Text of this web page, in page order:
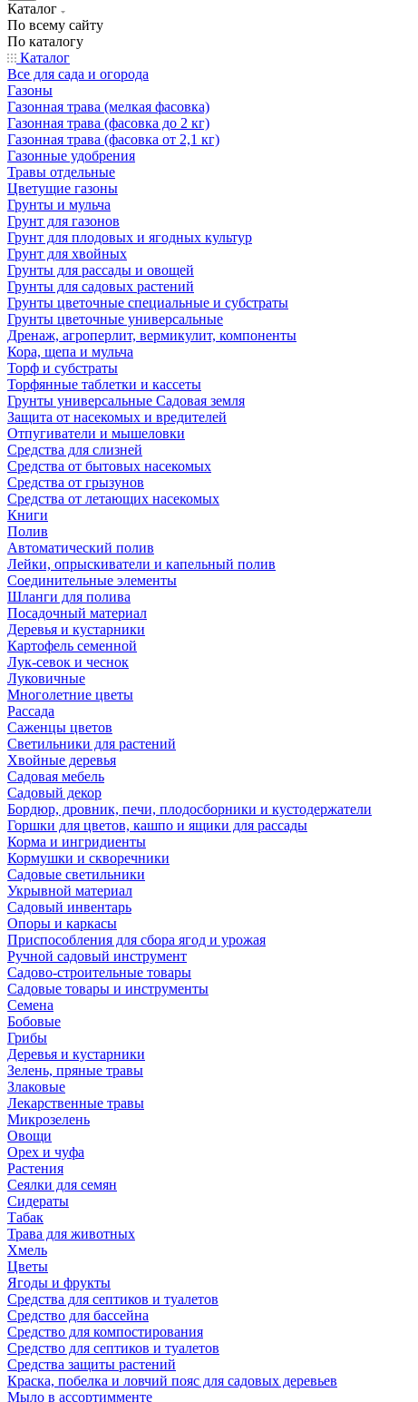
Каталог
По всему сайту
По каталогу
Каталог
Все для сада и огорода
Газоны
Газонная трава (мелкая фасовка)
Газонная трава (фасовка до 2 кг)
Газонная трава (фасовка от 2,1 кг)
Газонные удобрения
Травы отдельные
Цветущие газоны
Грунты и мульча
Грунт для газонов
Грунт для плодовых и ягодных культур
Грунт для хвойных
Грунты для рассады и овощей
Грунты для садовых растений
Грунты цветочные специальные и субстраты
Грунты цветочные универсальные
Дренаж, агроперлит, вермикулит, компоненты
Кора, щепа и мульча
Торф и субстраты
Торфянные таблетки и кассеты
Грунты универсальные Садовая земля
Защита от насекомых и вредителей
Отпугиватели и мышеловки
Средства для слизней
Средства от бытовых насекомых
Средства от грызунов
Средства от летающих насекомых
Книги
Полив
Автоматический полив
Лейки, опрыскиватели и капельный полив
Соединительные элементы
Шланги для полива
Посадочный материал
Деревья и кустарники
Картофель семенной
Лук-севок и чеснок
Луковичные
Многолетние цветы
Рассада
Саженцы цветов
Светильники для растений
Хвойные деревья
Садовая мебель
Садовый декор
Бордюр, дровник, печи, плодосборники и кустодержатели
Горшки для цветов, кашпо и ящики для рассады
Корма и ингридиенты
Кормушки и скворечники
Садовые светильники
Укрывной материал
Садовый инвентарь
Опоры и каркасы
Приспособления для сбора ягод и урожая
Ручной садовый инструмент
Садово-строительные товары
Садовые товары и инструменты
Семена
Бобовые
Грибы
Деревья и кустарники
Зелень, пряные травы
Злаковые
Лекарственные травы
Микрозелень
Овощи
Орех и чуфа
Растения
Сеялки для семян
Сидераты
Табак
Трава для животных
Хмель
Цветы
Ягоды и фрукты
Средства для септиков и туалетов
Средство для бассейна
Средство для компостирования
Средство для септиков и туалетов
Средства защиты растений
Краска, побелка и ловчий пояс для садовых деревьев
Мыло в ассортимменте